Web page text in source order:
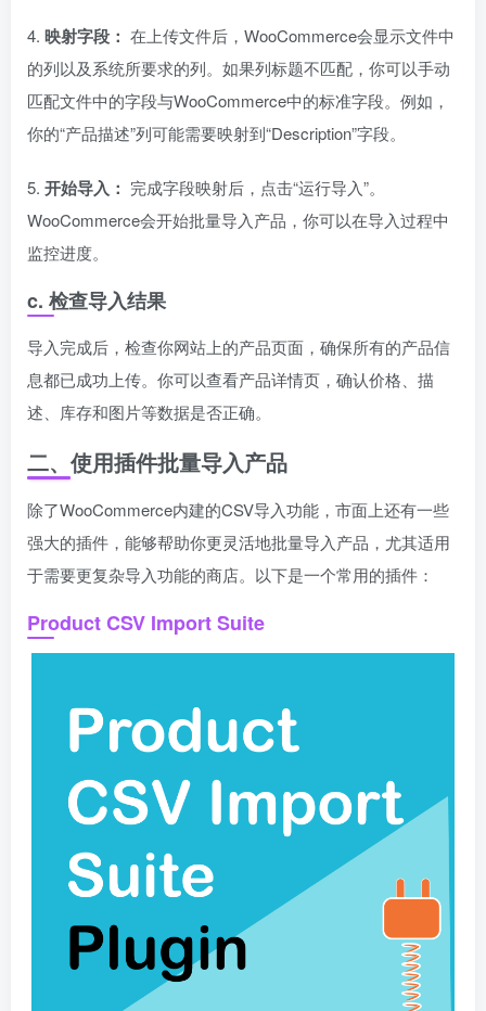
4. 映射字段： 在上传文件后，WooCommerce会显示文件中
的列以及系统所要求的列。如果列标题不匹配，你可以手动
匹配文件中的字段与WooCommerce中的标准字段。例如，
你的“产品描述”列可能需要映射到“Description”字段。
5. 开始导入： 完成字段映射后，点击“运行导入”。
WooCommerce会开始批量导入产品，你可以在导入过程中
监控进度。
c. 检查导入结果
导入完成后，检查你网站上的产品页面，确保所有的产品信
息都已成功上传。你可以查看产品详情页，确认价格、描
述、库存和图片等数据是否正确。
二、使用插件批量导入产品
除了WooCommerce内建的CSV导入功能，市面上还有一些
强大的插件，能够帮助你更灵活地批量导入产品，尤其适用
于需要更复杂导入功能的商店。以下是一个常用的插件：
Product CSV Import Suite